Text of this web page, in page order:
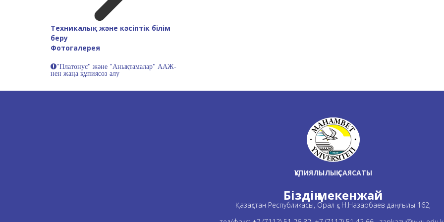
Техникалық және кәсіптік білім
беру
Фотогалерея
"Платонус" және "Анықтамалар" ААЖ-
нен жаңа құпиясөз алу
ҚҰПИЯЛЫЛЫҚ САЯСАТЫ
Біздің мекенжай
Қазақстан Республикасы, Орал қ., Н.Назарбаев даңғылы 162,